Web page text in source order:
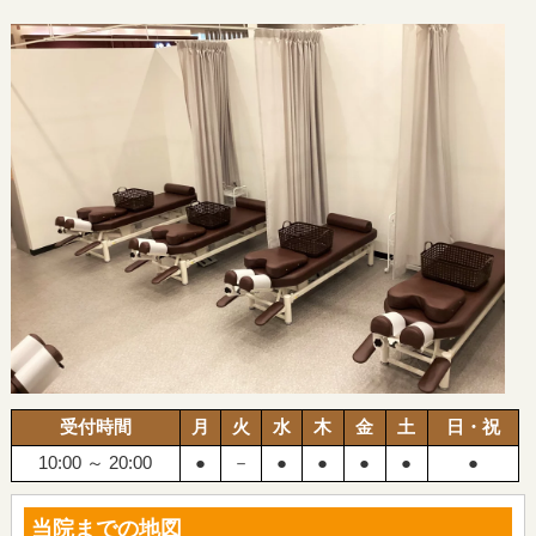
受付時間 月 火 水 木 金 土
日・祝
10:00 ～ 20:00
● － ● ● ● ● ●
当院までの地図